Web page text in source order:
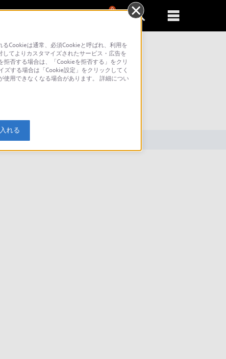
0
Cookieは通常、必須Cookieと呼ばれ、利用を
てよりカスタマイズされたサービス・広告を
否する場合は、「Cookieを拒否する」をクリ
する場合は「Cookie設定」をクリックしてく
用できなくなる場合があります。 詳細につい
れる